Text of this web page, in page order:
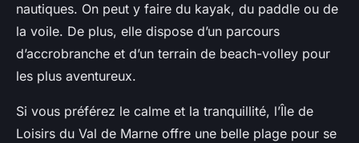
nautiques. On peut y faire du kayak, du paddle ou de
la voile. De plus, elle dispose d’un parcours
d’accrobranche et d’un terrain de beach-volley pour
les plus aventureux.
Si vous préférez le calme et la tranquillité, l’Île de
Loisirs du Val de Marne offre une belle plage pour se